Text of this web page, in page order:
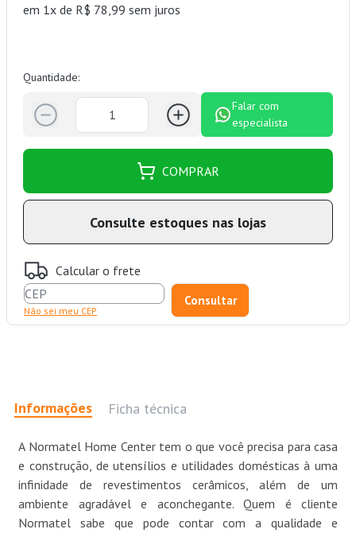
em 1x de R$ 78,99 sem juros
Quantidade:
Falar com
especialista
COMPRAR
Consulte estoques nas lojas
Calcular o frete
Não sei meu CEP
Informações Ficha técnica
A Normatel Home Center tem o que você precisa para casa
e construção, de utensílios e utilidades domésticas à uma
infinidade de revestimentos cerâmicos, além de um
ambiente agradável e aconchegante. Quem é cliente
Normatel sabe que pode contar com a qualidade e